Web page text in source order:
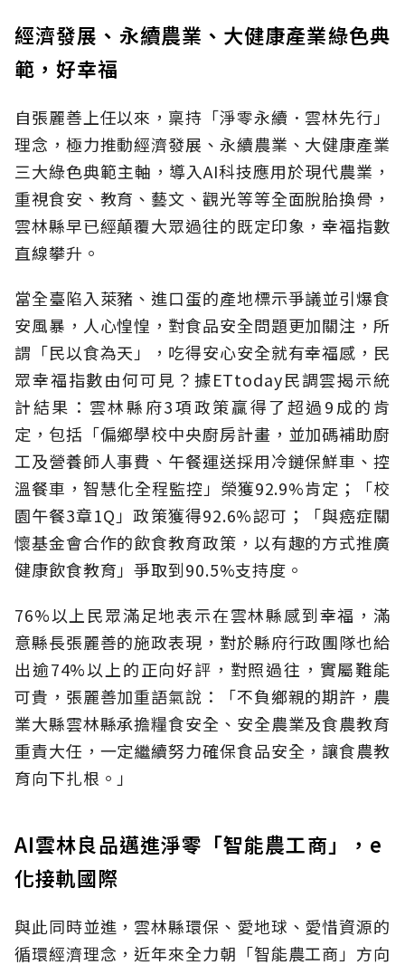
經濟發展、永續農業、大健康產業綠色典
範，好幸福
自張麗善上任以來，稟持「淨零永續．雲林先行」
理念，極力推動經濟發展、永續農業、大健康產業
三大綠色典範主軸，導入AI科技應用於現代農業，
重視食安、教育、藝文、觀光等等全面脫胎換骨，
雲林縣早已經顛覆大眾過往的既定印象，幸福指數
直線攀升。
當全臺陷入萊豬、進口蛋的產地標示爭議並引爆食
安風暴，人心惶惶，對食品安全問題更加關注，所
謂「民以食為天」，吃得安心安全就有幸福感，民
眾幸福指數由何可見？據ETtoday民調雲揭示統
計結果：雲林縣府3項政策贏得了超過9成的肯
定，包括「偏鄉學校中央廚房計畫，並加碼補助廚
工及營養師人事費、午餐運送採用冷鏈保鮮車、控
溫餐車，智慧化全程監控」榮獲92.9%肯定；「校
園午餐3章1Q」政策獲得92.6%認可；「與癌症關
懷基金會合作的飲食教育政策，以有趣的方式推廣
健康飲食教育」爭取到90.5%支持度。
76%以上民眾滿足地表示在雲林縣感到幸福，滿
意縣長張麗善的施政表現，對於縣府行政團隊也給
出逾74%以上的正向好評，對照過往，實屬難能
可貴，張麗善加重語氣說：「不負鄉親的期許，農
業大縣雲林縣承擔糧食安全、安全農業及食農教育
重責大任，一定繼續努力確保食品安全，讓食農教
育向下扎根。」
AI雲林良品邁進淨零「智能農工商」，e
化接軌國際
與此同時並進，雲林縣環保、愛地球、愛惜資源的
循環經濟理念，近年來全力朝「智能農工商」方向